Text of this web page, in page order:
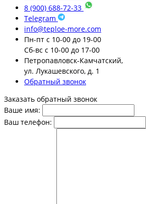
8 (900) 688-72-33
Telegram
info@teploe-more.com
Пн-пт с 10-00 до 19-00
Сб-вс с 10-00 до 17-00
Петропавловск-Камчатский,
ул. Лукашевского, д. 1
Обратный звонок
Заказать обратный звонок
Ваше имя:
Ваш телефон: